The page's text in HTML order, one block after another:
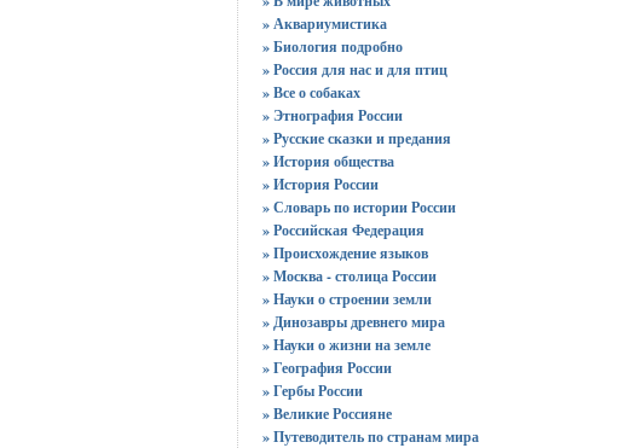
» Аквариумистика
» Биология подробно
» Россия для нас и для птиц
» Все о собаках
» Этнография России
» Русские сказки и предания
» История общества
» История России
» Словарь по истории России
» Российская Федерация
» Происхождение языков
» Москва - столица России
» Науки о строении земли
» Динозавры древнего мира
» Науки о жизни на земле
» География России
» Гербы России
» Великие Россияне
» Путеводитель по странам мира